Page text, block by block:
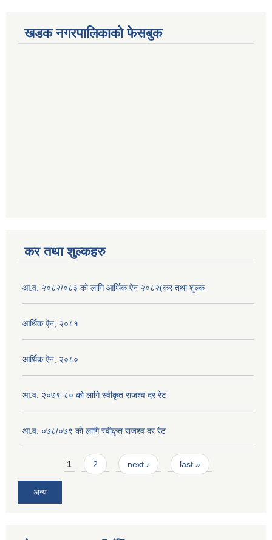
खडक नगरपालिकाको फेसबुक
कर तथा शुल्कहरु
आ.व. २०८२/०८३ को लागि आर्थिक ऐन २०८२(कर तथा शुल्क
आर्थिक ऐन, २०८१
आर्थिक ऐन, २०८०
आ.व. २०७९-८० को लागि स्वीकृत राजश्व दर रेट
आ.व. ०७८/०७९ काे लागि स्वीकृत राजश्व दर रेट
Pages1 2 next › last »
अन्य